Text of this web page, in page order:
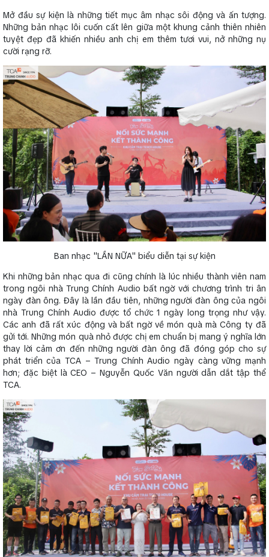
Mở đầu sự kiện là những tiết mục âm nhạc sôi động và ấn tượng.
Những bản nhạc lôi cuốn cất lên giữa một khung cảnh thiên nhiên
tuyệt đẹp đã khiến nhiều anh chị em thêm tươi vui, nở những nụ
cười rạng rỡ.
Ban nhạc "LẦN NỮA" biểu diễn tại sự kiện
Khi những bản nhạc qua đi cũng chính là lúc nhiều thành viên nam
trong ngôi nhà Trung Chính Audio bất ngờ với chương trình tri ân
ngày đàn ông. Đây là lần đầu tiên, những người đàn ông của ngôi
nhà Trung Chính Audio được tổ chức 1 ngày long trọng như vậy.
Các anh đã rất xúc động và bất ngờ về món quà mà Công ty đã
gửi tới. Những món quà nhỏ được chị em chuẩn bị mang ý nghĩa lớn
thay lời cảm ơn đến những người đàn ông đã đóng góp cho sự
phát triển của TCA – Trung Chính Audio ngày càng vững mạnh
hơn; đặc biệt là CEO – Nguyễn Quốc Văn người dẫn dắt tập thể
TCA.